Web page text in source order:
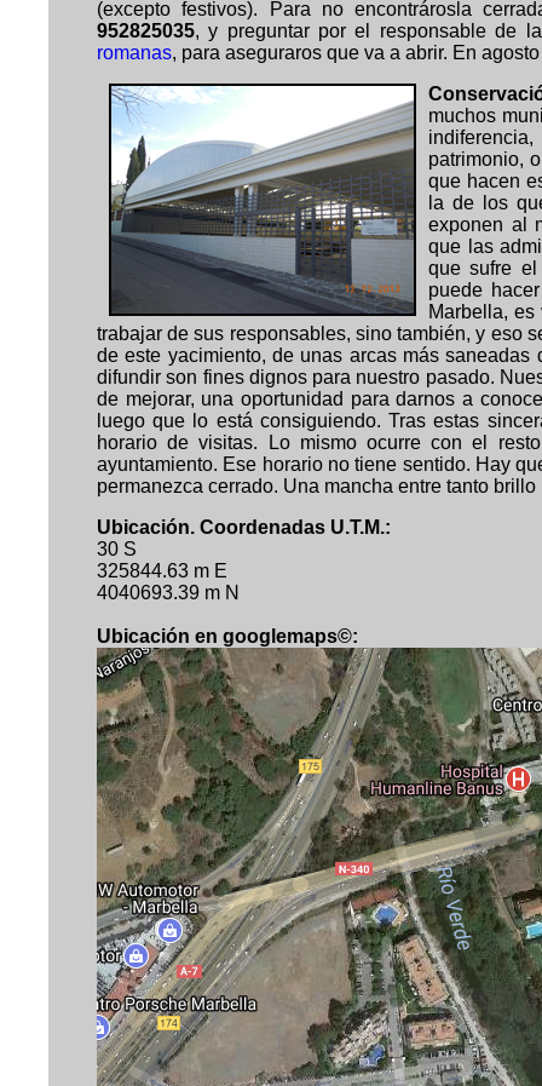
(excepto festivos). Para no encontrárosla
952825035, y preguntar por el responsable de
romanas, para aseguraros que va a abrir. En
muchos
patrimonio,
que hacen
la de los
exponen al
que las
que sufre
puede
Marbella,
trabajar de sus responsables, sino también, y eso
de este yacimiento, de unas arcas más saneadas
difundir son fines dignos para nuestro pasado.
de mejorar, una oportunidad para darnos a
luego que lo está consiguiendo. Tras estas
horario de visitas. Lo mismo ocurre con el
ayuntamiento. Ese horario no tiene sentido. Hay
permanezca cerrado. Una mancha entre tanto
U bicación. Coordenadas U.T.M.:
30 S
325844.63 m E
4040693.39 m N
Ubicación en googlemaps©: